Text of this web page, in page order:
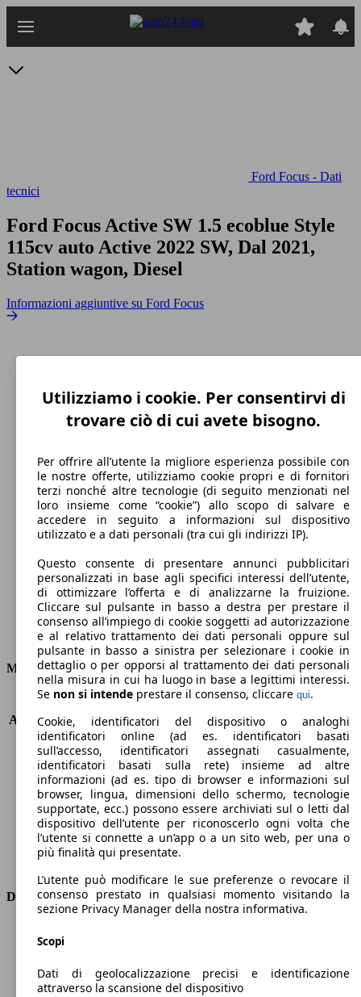
Ford Focus - Dati
tecnici
Ford Focus Active SW 1.5 ecoblue Style
115cv auto Active 2022 SW, Dal 2021,
Station wagon, Diesel
Informazioni aggiuntive su Ford Focus
184 km/h
Velocità massima
Diesel
Carburante
Motore e Prestazioni
KW (PS)
85 kW (115 PS)
Accelerazione (0-100 km/h)
Velocità massima (km/h)
184 km/h
Numero di marce
8
Coppia
300 nm
Cilindrata
1500 ccm
Carburante
Diesel
Cilindri
Trasmissione
Automatico
Tipo di trazione
Dimensioni
Larghezza
1840 mm
Passo
2700 mm
Utilizziamo i cookie. Per consentirvi di
trovare ciò di cui avete bisogno.
Per offrire all’utente la migliore esperienza possibile con
le nostre offerte, utilizziamo cookie propri e di fornitori
terzi nonché altre tecnologie (di seguito menzionati nel
loro insieme come “cookie”) allo scopo di salvare e
accedere in seguito a informazioni sul dispositivo
utilizzato e a dati personali (tra cui gli indirizzi IP).
Questo consente di presentare annunci pubblicitari
personalizzati in base agli specifici interessi dell’utente,
di ottimizzare l’offerta e di analizzarne la fruizione.
Cliccare sul pulsante in basso a destra per prestare il
consenso all’impiego di cookie soggetti ad autorizzazione
e al relativo trattamento dei dati personali oppure sul
pulsante in basso a sinistra per selezionare i cookie in
dettaglio o per opporsi al trattamento dei dati personali
nella misura in cui ha luogo in base a legittimi interessi.
Se non si intende prestare il consenso, cliccare qui.
Cookie, identificatori del dispositivo o analoghi
identificatori online (ad es. identificatori basati
sull’accesso, identificatori assegnati casualmente,
identificatori basati sulla rete) insieme ad altre
informazioni (ad es. tipo di browser e informazioni sul
browser, lingua, dimensioni dello schermo, tecnologie
supportate, ecc.) possono essere archiviati sul o letti dal
dispositivo dell’utente per riconoscerlo ogni volta che
l’utente si connette a un’app o a un sito web, per una o
più finalità qui presentate.
L’utente può modificare le sue preferenze o revocare il
consenso prestato in qualsiasi momento visitando la
sezione Privacy Manager della nostra informativa.
Scopi
Dati di geolocalizzazione precisi e identificazione
attraverso la scansione del dispositivo